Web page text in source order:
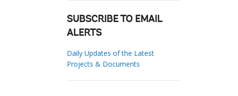
SUBSCRIBE TO EMAIL
ALERTS
Daily Updates of the Latest
Projects & Documents